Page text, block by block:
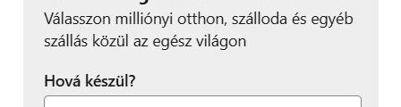
egyszerűbb, 12-24 mm F4-5.6 ED lencserendszerért
is elkérik a 133 magyar ezrest. Így aztán azt
mindenképpen javaslom figyelembe venni a
vásárlás előtt, hogy ha a lencsekészletünket
szeretnénk bővíteni, akkor bizony nagyon a